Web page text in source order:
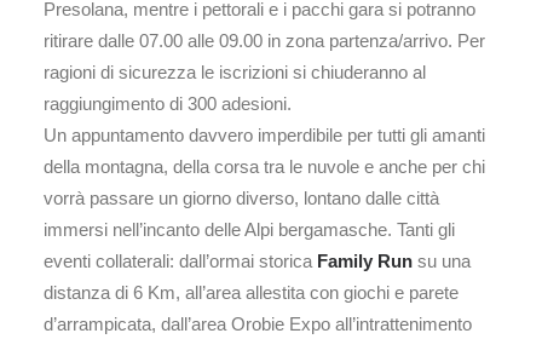
Presolana, mentre i pettorali e i pacchi gara si potranno
ritirare dalle 07.00 alle 09.00 in zona partenza/arrivo. Per
ragioni di sicurezza le iscrizioni si chiuderanno al
raggiungimento di 300 adesioni.
Un appuntamento davvero imperdibile per tutti gli amanti
della montagna, della corsa tra le nuvole e anche per chi
vorrà passare un giorno diverso, lontano dalle città
immersi nell’incanto delle Alpi bergamasche. Tanti gli
eventi collaterali: dall’ormai storica Family Run su una
distanza di 6 Km, all’area allestita con giochi e parete
d’arrampicata, dall’area Orobie Expo all’intrattenimento